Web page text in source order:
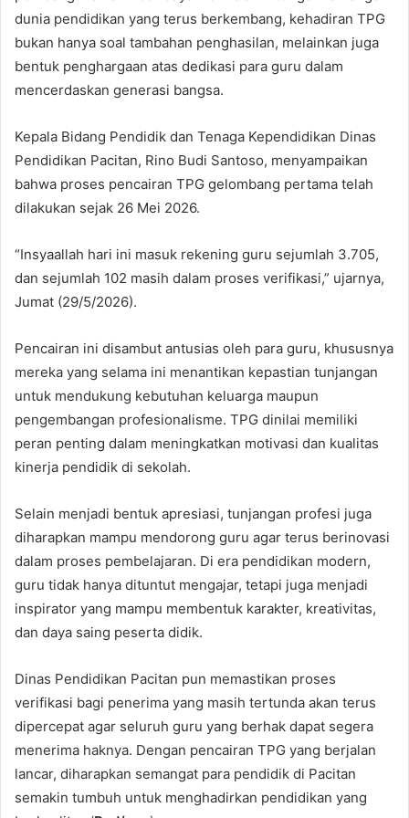
dunia pendidikan yang terus berkembang, kehadiran TPG
bukan hanya soal tambahan penghasilan, melainkan juga
bentuk penghargaan atas dedikasi para guru dalam
mencerdaskan generasi bangsa.
Kepala Bidang Pendidik dan Tenaga Kependidikan Dinas
Pendidikan Pacitan, Rino Budi Santoso, menyampaikan
bahwa proses pencairan TPG gelombang pertama telah
dilakukan sejak 26 Mei 2026.
“Insyaallah hari ini masuk rekening guru sejumlah 3.705,
dan sejumlah 102 masih dalam proses verifikasi,” ujarnya,
Jumat (29/5/2026).
Pencairan ini disambut antusias oleh para guru, khususnya
mereka yang selama ini menantikan kepastian tunjangan
untuk mendukung kebutuhan keluarga maupun
pengembangan profesionalisme. TPG dinilai memiliki
peran penting dalam meningkatkan motivasi dan kualitas
kinerja pendidik di sekolah.
Selain menjadi bentuk apresiasi, tunjangan profesi juga
diharapkan mampu mendorong guru agar terus berinovasi
dalam proses pembelajaran. Di era pendidikan modern,
guru tidak hanya dituntut mengajar, tetapi juga menjadi
inspirator yang mampu membentuk karakter, kreativitas,
dan daya saing peserta didik.
Dinas Pendidikan Pacitan pun memastikan proses
verifikasi bagi penerima yang masih tertunda akan terus
dipercepat agar seluruh guru yang berhak dapat segera
menerima haknya. Dengan pencairan TPG yang berjalan
lancar, diharapkan semangat para pendidik di Pacitan
semakin tumbuh untuk menghadirkan pendidikan yang